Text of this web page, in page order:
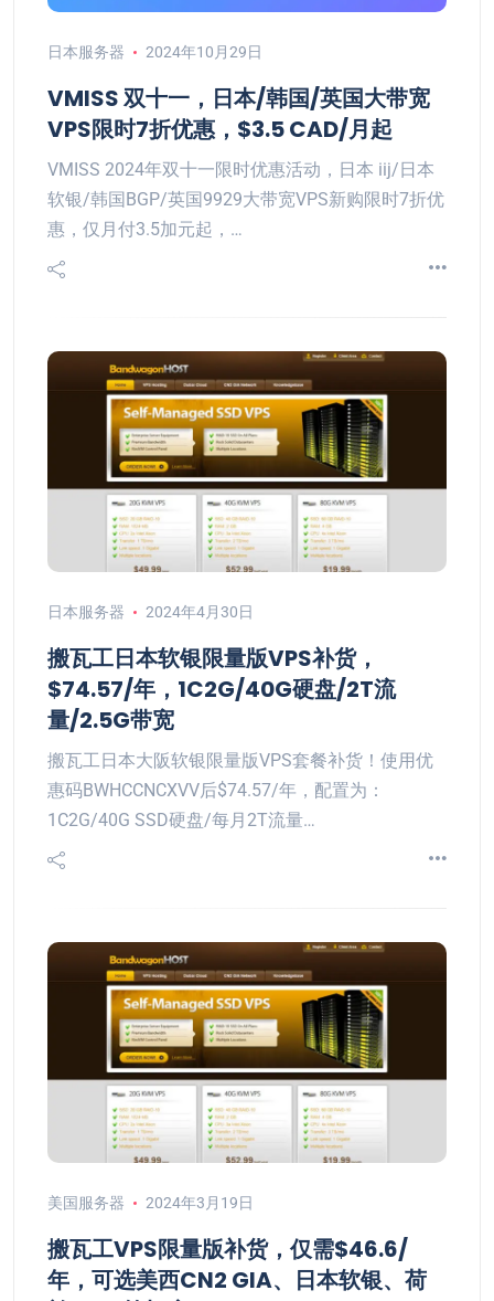
日本服务器 2024年10月29日
VMISS 双十一，日本/韩国/英国大带宽
VPS限时7折优惠，$3.5 CAD/月起
VMISS 2024年双十一限时优惠活动，日本 iij/日本
软银/韩国BGP/英国9929大带宽VPS新购限时7折优
惠，仅月付3.5加元起，…
日本服务器 2024年4月30日
搬瓦工日本软银限量版VPS补货，
$74.57/年，1C2G/40G硬盘/2T流
量/2.5G带宽
搬瓦工日本大阪软银限量版VPS套餐补货！使用优
惠码BWHCCNCXVV后$74.57/年，配置为：
1C2G/40G SSD硬盘/每月2T流量…
美国服务器 2024年3月19日
搬瓦工VPS限量版补货，仅需$46.6/
年，可选美西CN2 GIA、日本软银、荷